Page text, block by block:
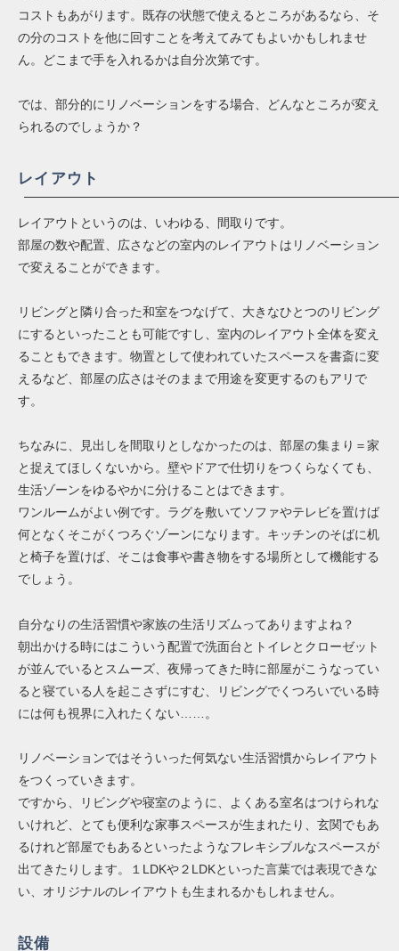
コストもあがります。既存の状態で使えるところがあるなら、そ
の分のコストを他に回すことを考えてみてもよいかもしれませ
ん。どこまで手を入れるかは自分次第です。
では、部分的にリノベーションをする場合、どんなところが変え
られるのでしょうか？
レイアウト
レイアウトというのは、いわゆる、間取りです。
部屋の数や配置、広さなどの室内のレイアウトはリノベーション
で変えることができます。
リビングと隣り合った和室をつなげて、大きなひとつのリビング
にするといったことも可能ですし、室内のレイアウト全体を変え
ることもできます。物置として使われていたスペースを書斎に変
えるなど、部屋の広さはそのままで用途を変更するのもアリで
す。
ちなみに、見出しを間取りとしなかったのは、部屋の集まり＝家
と捉えてほしくないから。壁やドアで仕切りをつくらなくても、
生活ゾーンをゆるやかに分けることはできます。
ワンルームがよい例です。ラグを敷いてソファやテレビを置けば
何となくそこがくつろぐゾーンになります。キッチンのそばに机
と椅子を置けば、そこは食事や書き物をする場所として機能する
でしょう。
自分なりの生活習慣や家族の生活リズムってありますよね？
朝出かける時にはこういう配置で洗面台とトイレとクローゼット
が並んでいるとスムーズ、夜帰ってきた時に部屋がこうなってい
ると寝ている人を起こさずにすむ、リビングでくつろいでいる時
には何も視界に入れたくない……。
リノベーションではそういった何気ない生活習慣からレイアウト
をつくっていきます。
ですから、リビングや寝室のように、よくある室名はつけられな
いけれど、とても便利な家事スペースが生まれたり、玄関でもあ
るけれど部屋でもあるといったようなフレキシブルなスペースが
出てきたりします。１LDKや２LDKといった言葉では表現できな
い、オリジナルのレイアウトも生まれるかもしれません。
設備